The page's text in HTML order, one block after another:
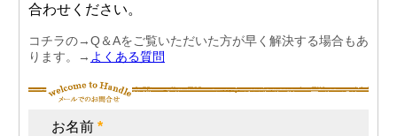
合わせください。
コチラの→Q＆Aをご覧いただいた方が早く解決する場合もあ
ります。→ よくある質問
お名前 *